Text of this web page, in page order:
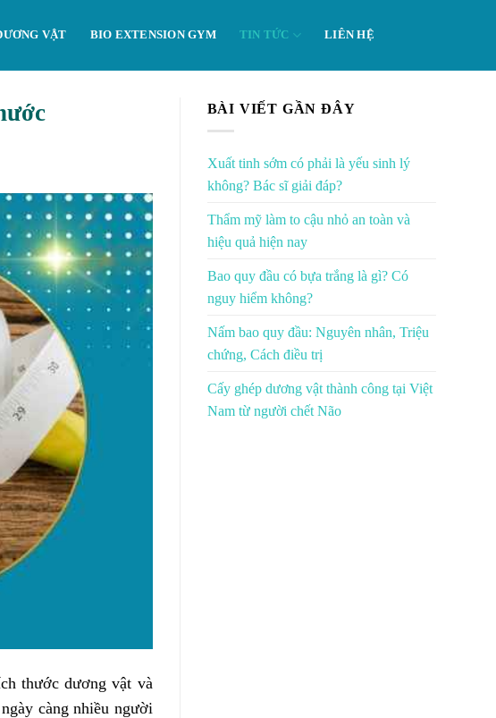
VẬT BIO EXTENSION GYM TIN TỨC LIÊN HỆ
thước dương vật và
càng nhiều người
BÀI VIẾT GẦN ĐÂY
Xuất tinh sớm có phải là yếu sinh lý
không? Bác sĩ giải đáp?
Thẩm mỹ làm to cậu nhỏ an toàn và
hiệu quả hiện nay
Bao quy đầu có bựa trắng là gì? Có
nguy hiểm không?
Nấm bao quy đầu: Nguyên nhân, Triệu
chứng, Cách điều trị
Cấy ghép dương vật thành công tại Việt
Nam từ người chết Não